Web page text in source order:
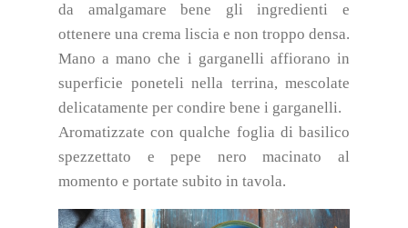
da amalgamare bene gli ingredienti e
ottenere una crema liscia e non troppo densa.
Mano a mano che i garganelli affiorano in
superficie poneteli nella terrina, mescolate
delicatamente per condire bene i garganelli.
Aromatizzate con qualche foglia di basilico
spezzettato e pepe nero macinato al
momento e portate subito in tavola.